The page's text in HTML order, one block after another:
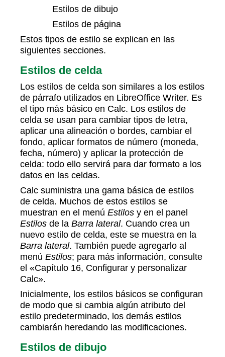
Estilos de dibujo
Estilos de página
Estos tipos de estilo se explican en las
siguientes secciones.
Estilos de celda
Los estilos de celda son similares a los estilos
de párrafo utilizados en LibreOffice Writer. Es
el tipo más básico en Calc. Los estilos de
celda se usan para cambiar tipos de letra,
aplicar una alineación o bordes, cambiar el
fondo, aplicar formatos de número (moneda,
fecha, número) y aplicar la protección de
celda: todo ello servirá para dar formato a los
datos en las celdas.
Calc suministra una gama básica de estilos
de celda. Muchos de estos estilos se
muestran en el menú Estilos y en el panel
Estilos de la Barra lateral. Cuando crea un
nuevo estilo de celda, este se muestra en la
Barra lateral. También puede agregarlo al
menú Estilos; para más información, consulte
el «Capítulo 16, Configurar y personalizar
Calc».
Inicialmente, los estilos básicos se configuran
de modo que si cambia algún atributo del
estilo predeterminado, los demás estilos
cambiarán heredando las modificaciones.
Estilos de dibujo